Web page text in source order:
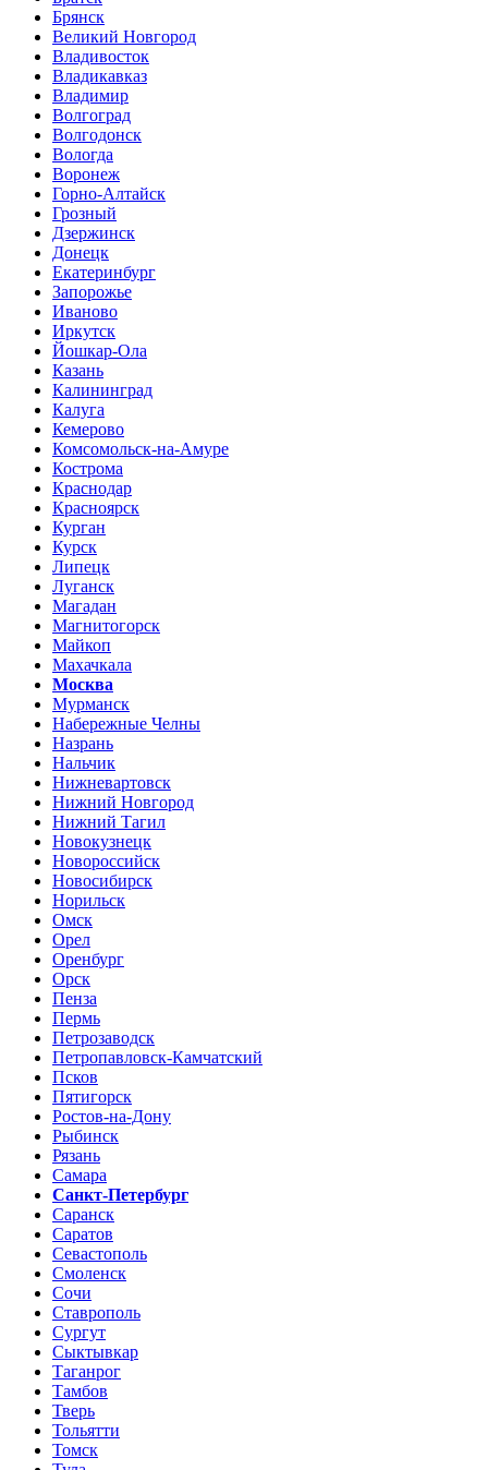
Брянск
Великий Новгород
Владивосток
Владикавказ
Владимир
Волгоград
Волгодонск
Вологда
Воронеж
Горно-Алтайск
Грозный
Дзержинск
Донецк
Екатеринбург
Запорожье
Иваново
Иркутск
Йошкар-Ола
Казань
Калининград
Калуга
Кемерово
Комсомольск-на-Амуре
Кострома
Краснодар
Красноярск
Курган
Курск
Липецк
Луганск
Магадан
Магнитогорск
Майкоп
Махачкала
Москва
Мурманск
Набережные Челны
Назрань
Нальчик
Нижневартовск
Нижний Новгород
Нижний Тагил
Новокузнецк
Новороссийск
Новосибирск
Норильск
Омск
Орел
Оренбург
Орск
Пенза
Пермь
Петрозаводск
Петропавловск-Камчатский
Псков
Пятигорск
Ростов-на-Дону
Рыбинск
Рязань
Самара
Санкт-Петербург
Саранск
Саратов
Севастополь
Смоленск
Сочи
Ставрополь
Сургут
Сыктывкар
Таганрог
Тамбов
Тверь
Тольятти
Томск